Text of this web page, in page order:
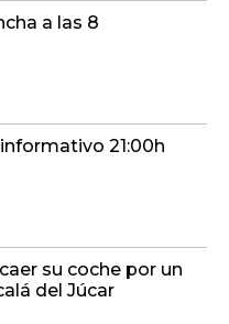
a las 8
21:00h
su coche por un
del Júcar